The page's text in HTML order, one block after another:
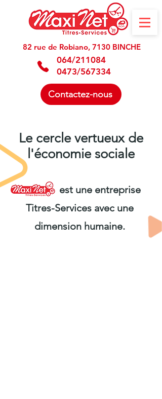
82 rue de Robiano, 7130 BINCHE
064/211084
0473/567334
Contactez-nous
Le cercle vertueux de
l'économie sociale
est une entreprise
Titres-Services avec une
dimension humaine.